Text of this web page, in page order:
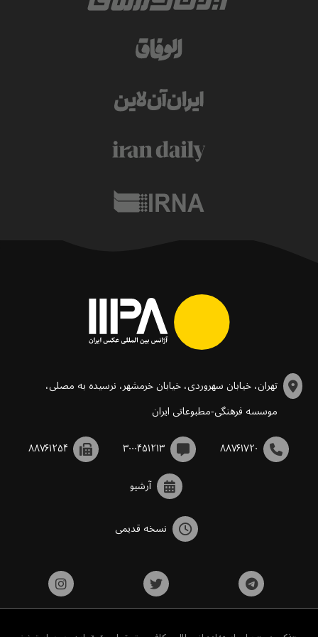
تهران، خیابان سهروردی، خیابان خرمشهر، نرسیده به مصلی،
موسسه فرهنگی-مطبوعاتی ایران
۸۸۷۶۱۷۲۰ ۳۰۰۰۴۵۱۲۱۳ ۸۸۷۶۱۲۵۴
آرشیو
نسخه قدیمی